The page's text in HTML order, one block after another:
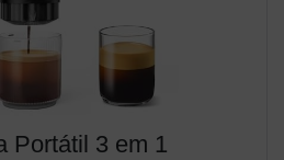
Portátil 3 em 1